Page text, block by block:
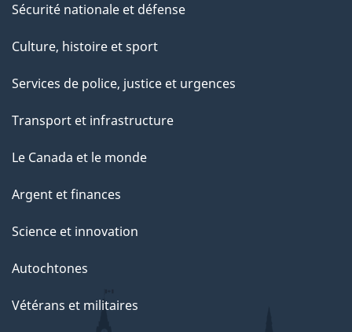
Sécurité nationale et défense
Culture, histoire et sport
Services de police, justice et urgences
Transport et infrastructure
Le Canada et le monde
Argent et finances
Science et innovation
Autochtones
Vétérans et militaires